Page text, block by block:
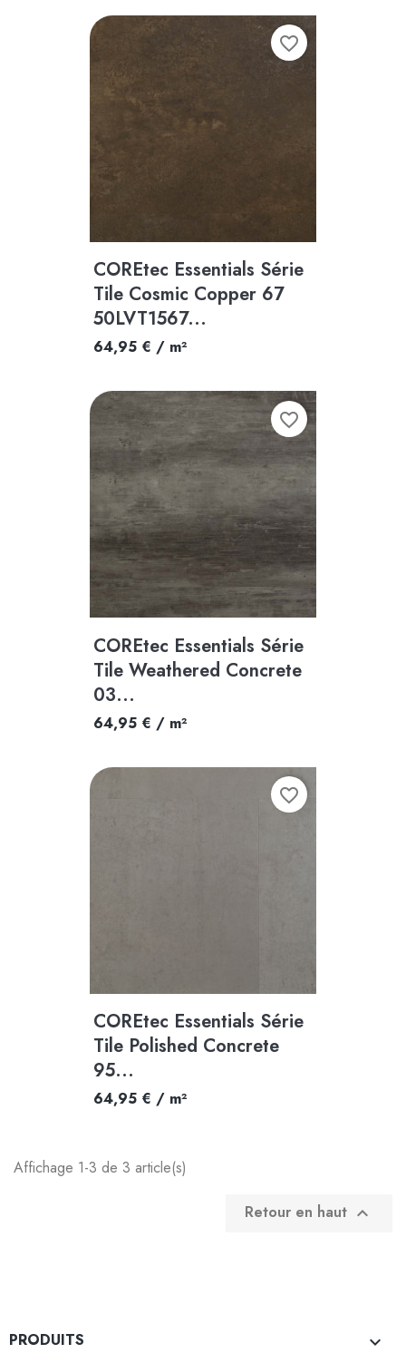
COREtec Essentials Série
Tile Cosmic Copper 67
50LVT1567...
64,95 € / m²
favorite_border
COREtec Essentials Série
Tile Weathered Concrete
03...
64,95 € / m²
favorite_border
COREtec Essentials Série
Tile Polished Concrete
95...
64,95 € / m²
favorite_border
Affichage 1-3 de 3 article(s)
Retour en haut 
PRODUITS 